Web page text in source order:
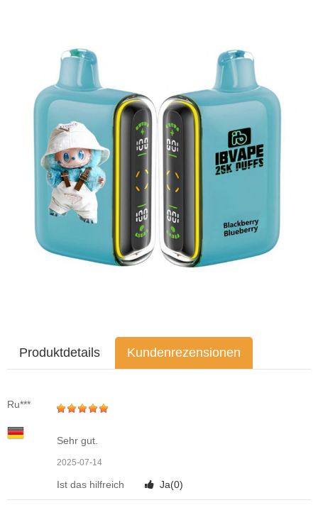
Produktdetails Kundenrezensionen
Ru***
Sehr gut.
2025-07-14
Ist das hilfreich Ja(0)